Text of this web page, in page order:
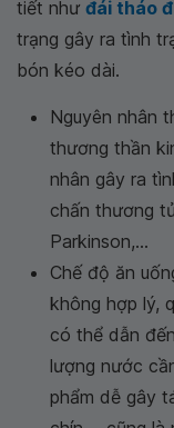
tiết như đái tháo
trạng gây ra tình
bón kéo dài.
Nguyên nhân
thương thần
nhân gây ra
chấn thương
Parkinson,...
Chế độ ăn
không hợp lý,
có thể dẫn
lượng nước
phẩm dễ gây